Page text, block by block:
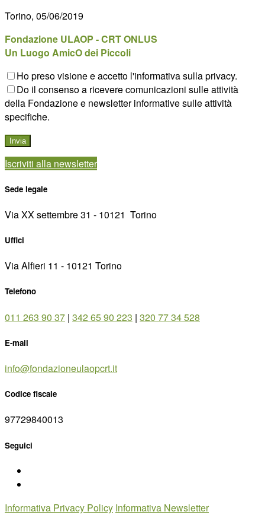
Torino, 05/06/2019
Fondazione ULAOP - CRT ONLUS
Un Luogo AmicO dei Piccoli
Ho preso visione e accetto l'informativa sulla privacy.
Do il consenso a ricevere comunicazioni sulle attività
della Fondazione e newsletter informative sulle attività
specifiche.
Iscriviti alla newsletter
Sede legale
Via XX settembre 31 - 10121 ­ Torino
Uffici
Via Alfieri 11 - 10121 Torino
Telefono
011 263 90 37 | 342 65 90 223 | 320 77 34 528
E-mail
info@fondazioneulaopcrt.it
Codice fiscale
97729840013
Seguici
Informativa Privacy Policy Informativa Newsletter